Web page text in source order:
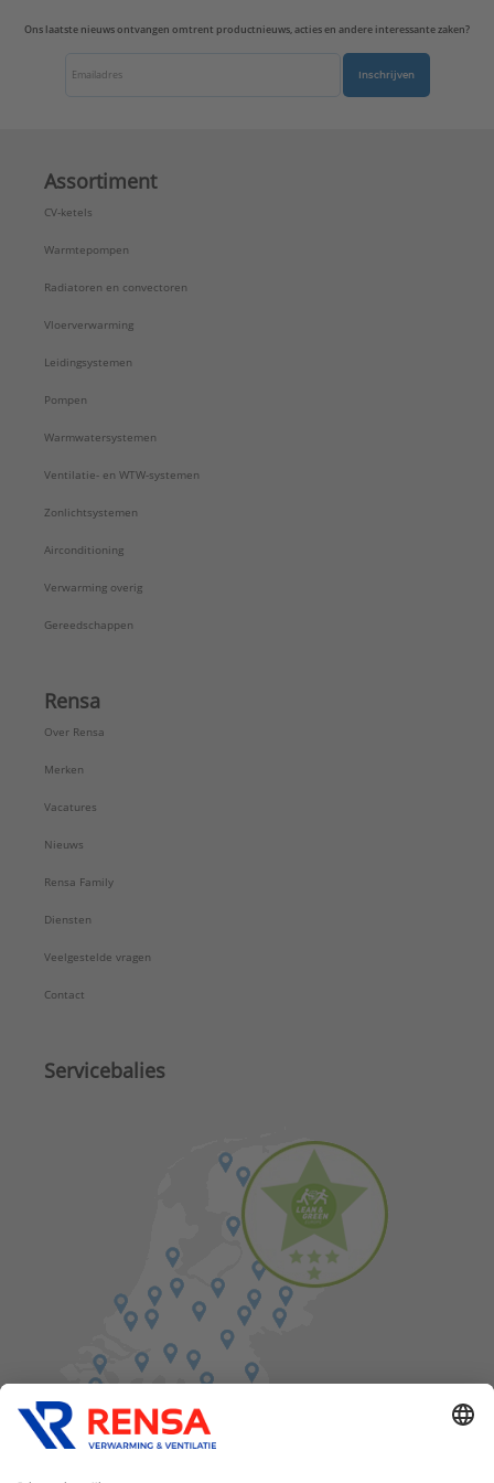
Ons laatste nieuws ontvangen omtrent productnieuws, acties en andere interessante zaken?
Inschrijven
Assortiment
CV-ketels
Warmtepompen
Radiatoren en convectoren
Vloerverwarming
Leidingsystemen
Pompen
Warmwatersystemen
Ventilatie- en WTW-systemen
Zonlichtsystemen
Airconditioning
Verwarming overig
Gereedschappen
Rensa
Over Rensa
Merken
Vacatures
Nieuws
Rensa Family
Diensten
Veelgestelde vragen
Contact
Servicebalies